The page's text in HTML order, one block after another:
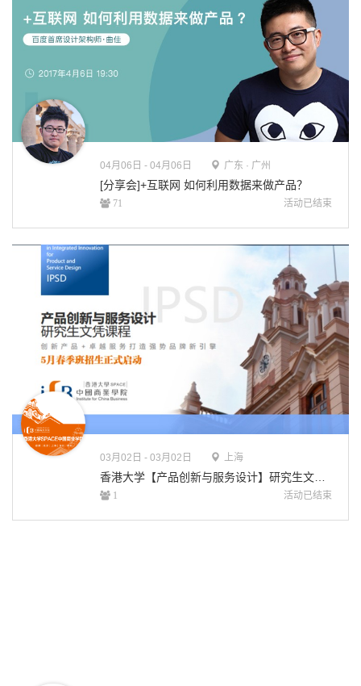
04月06日 - 04月06日 广东 · 广州
[分享会]+互联网 如何利用数据来做产品？
71 活动已结束
03月02日 - 03月02日 上海
1 活动已结束